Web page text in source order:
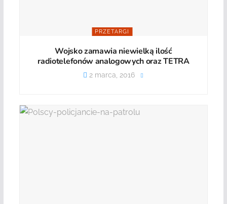
PRZETARGI
Wojsko zamawia niewielką ilość
radiotelefonów analogowych oraz TETRA
2 marca, 2016